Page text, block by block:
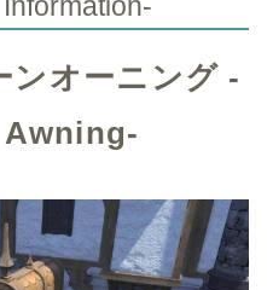
ンオーニング -